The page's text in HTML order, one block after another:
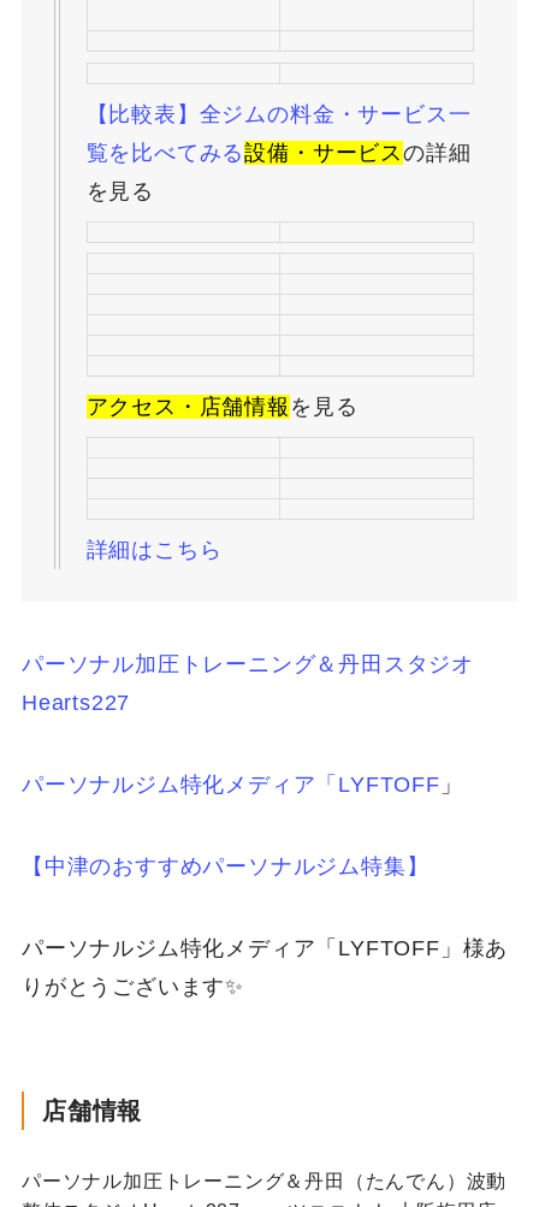
【比較表】全ジムの料金・サービス一
覧を比べてみる設備・サービス の詳細
を見る
アクセス・店舗情報 を見る
詳細はこちら
パーソナル加圧トレーニング＆丹田スタジオ
Hearts227
パーソナルジム特化メディア「LYFTOFF 」
【中津のおすすめパーソナルジム特集】
パーソナルジム特化メディア「LYFTOFF」様あ
りがとうございます✨
店舗情報
パーソナル加圧トレーニング＆丹田（たんでん）波動